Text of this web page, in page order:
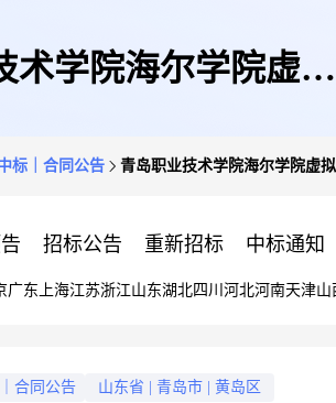
术学院海尔学院虚拟
标｜合同公告 青岛职业技术学院海尔学院虚
招标公告 重新招标 中标通知
广东 上海江苏浙江山东湖北四川 河北河南天津山
合同公告 山东省 青岛市 黄岛区